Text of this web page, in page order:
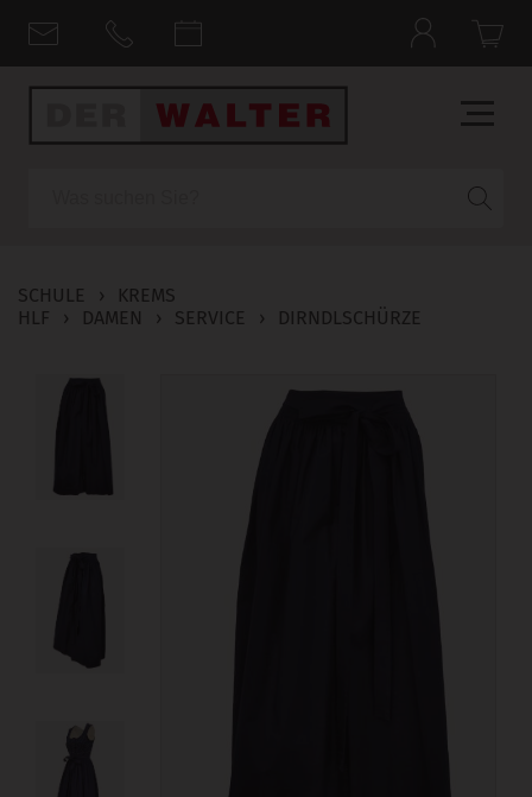
SCHULE ›
KREMS
HLF
› DAMEN › SERVICE › DIRNDLSCHÜRZE